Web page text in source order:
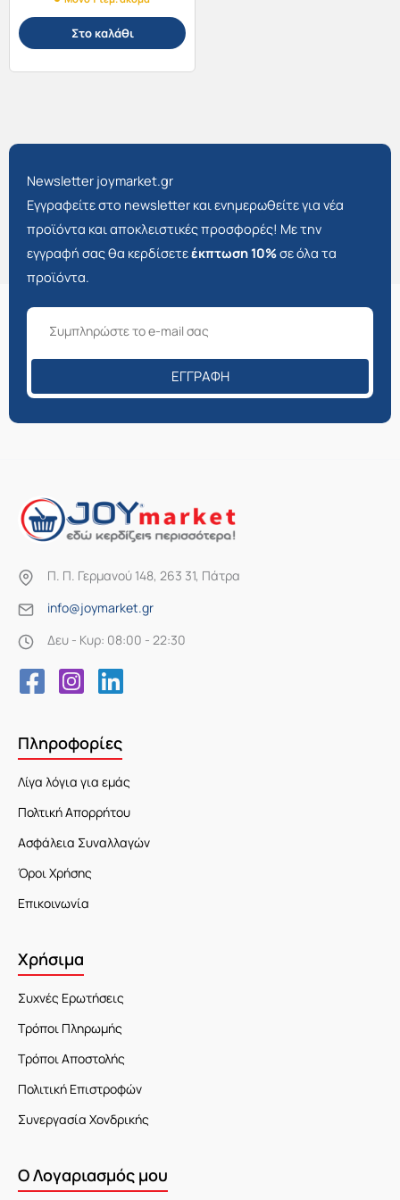
Στο καλάθι
Newsletter joymarket.gr
Εγγραφείτε στο newsletter και ενημερωθείτε για νέα
προϊόντα και αποκλειστικές προσφορές! Με την
εγγραφή σας θα κερδίσετεέκπτωση 10%σε όλα τα
προϊόντα.
ΕΓΓΡΑΦΉ
Π. Π. Γερμανού 148, 263 31, Πάτρα
info@joymarket.gr
Δευ - Κυρ: 08:00 - 22:30
Πληροφορίες
Λίγα λόγια για εμάς
Πολτική Απορρήτου
Ασφάλεια Συναλλαγών
Όροι Χρήσης
Επικοινωνία
Χρήσιμα
Συχνές Ερωτήσεις
Τρόποι Πληρωμής
Τρόποι Αποστολής
Πολιτική Επιστροφών
Συνεργασία Χονδρικής
Ο Λογαριασμός μου